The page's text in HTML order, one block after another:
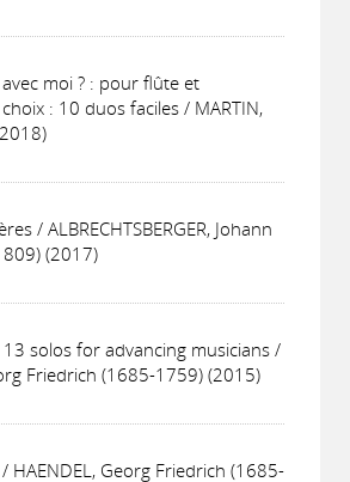
moi ? : pour flûte et
: 10 duos faciles / MARTIN,
/ ALBRECHTSBERGER, Johann
(2017)
13 solos for advancing musicians /
Friedrich (1685-1759) (2015)
HAENDEL, Georg Friedrich (1685-